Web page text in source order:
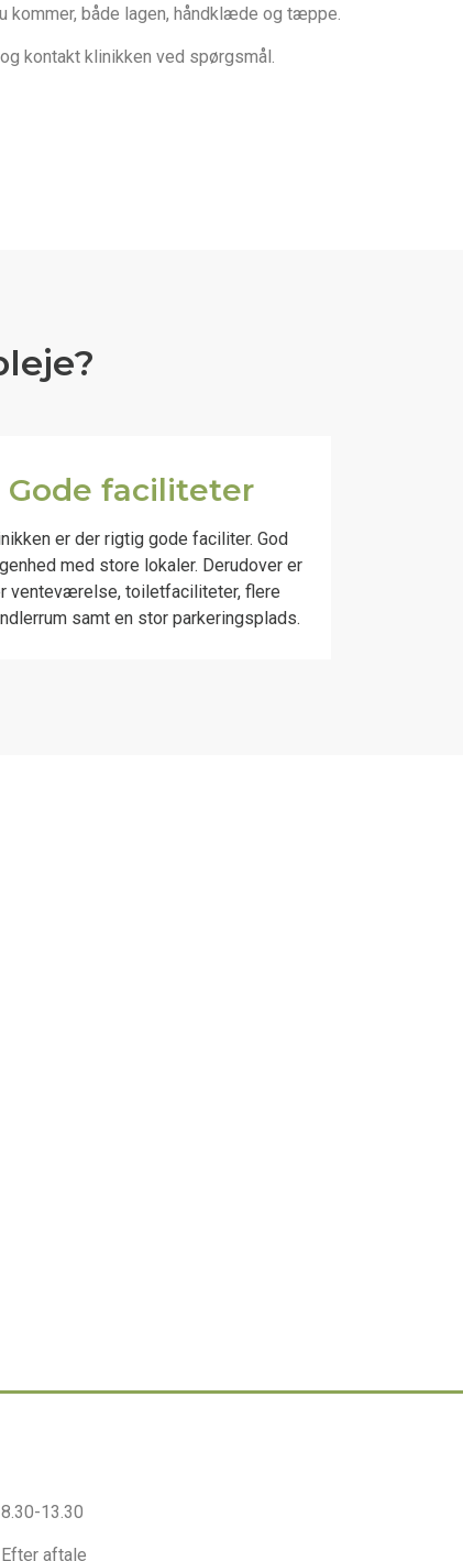
kommer, både lagen, håndklæde og tæppe.
kontakt klinikken ved spørgsmål.
Gode faciliteter
er der rigtig gode faciliter. God
med store lokaler. Derudover er
venteværelse, toiletfaciliteter, flere
samt en stor parkeringsplads.
8.30-13.30
Efter aftale